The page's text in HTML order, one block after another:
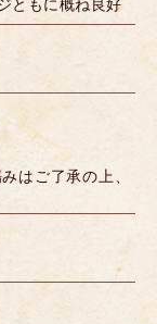
ともに概ね良好
はご了承の上、